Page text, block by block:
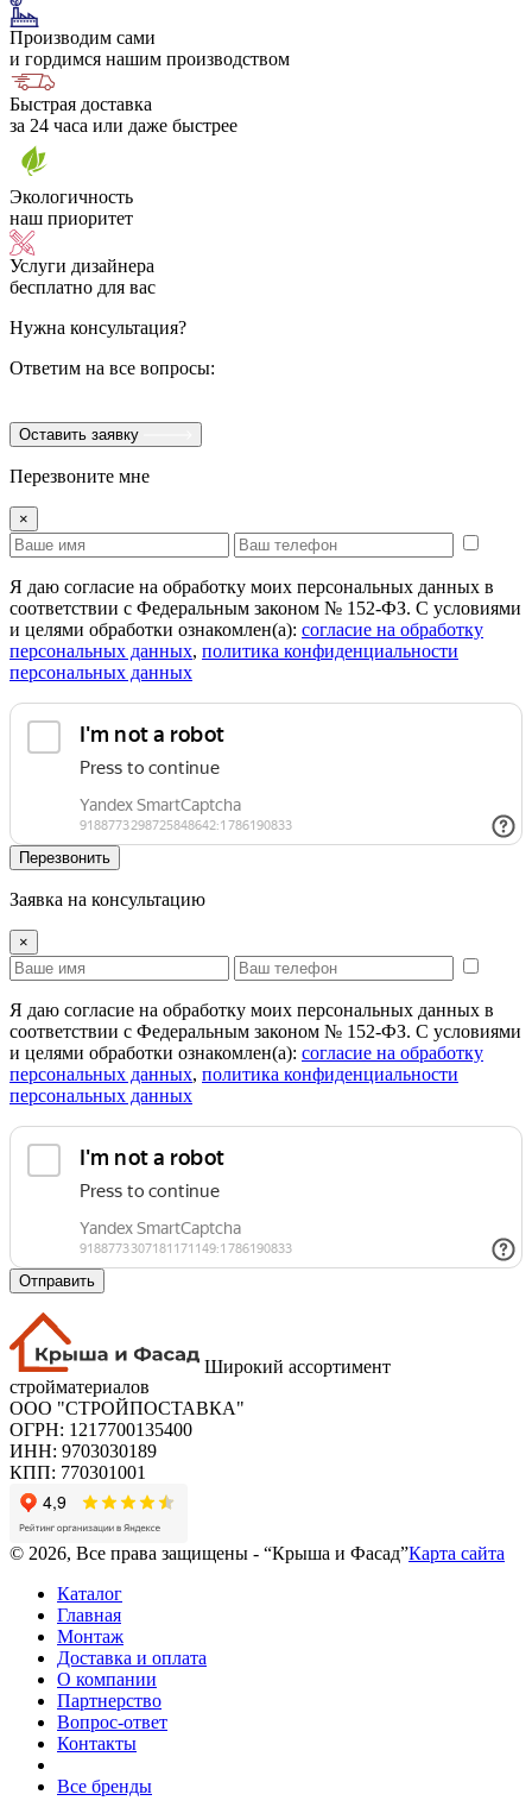
Производим сами
и гордимся нашим производством
Быстрая доставка
за 24 часа или даже быстрее
Экологичность
наш приоритет
Услуги дизайнера
бесплатно для вас
Нужна консультация?
Ответим на все вопросы:
Оставить заявку
Перезвоните мне
×
Я даю согласие на обработку моих персональных данных в
соответствии с Федеральным законом № 152-ФЗ. С условиями
и целями обработки ознакомлен(а): cогласие на обработку
персональных данных, политика конфиденциальности
персональных данных
Перезвонить
Заявка на консультацию
×
Я даю согласие на обработку моих персональных данных в
соответствии с Федеральным законом № 152-ФЗ. С условиями
и целями обработки ознакомлен(а): cогласие на обработку
персональных данных, политика конфиденциальности
персональных данных
Отправить
Широкий ассортимент
стройматериалов
ООО "СТРОЙПОСТАВКА"
ОГРН: 1217700135400
ИНН: 9703030189
КПП: 770301001
© 2026, Все права защищены - “Крыша и Фасад”Карта сайта
Каталог
Главная
Монтаж
Доставка и оплата
О компании
Партнерство
Вопрос-ответ
Контакты
Все бренды